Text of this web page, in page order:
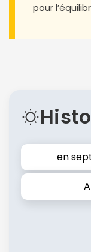
pour
en